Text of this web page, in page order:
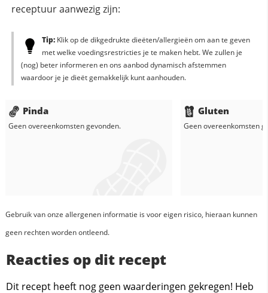
receptuur aanwezig zijn:
Tip:Klik op de dikgedrukte dieëten/allergieën om aan te geven
met welke voedingsrestricties je te maken hebt. We zullen je
(nog) beter informeren en ons aanbod dynamisch afstemmen
waardoor je je dieët gemakkelijk kunt aanhouden.
Pinda
Geen overeenkomsten gevonden.
Gluten
Geen overeenkomsten
Gebruik van onze allergenen informatie is voor eigen risico, hieraan kunnen
geen rechten worden ontleend.
Reacties op dit recept
Dit recept heeft nog geen waarderingen gekregen! Heb